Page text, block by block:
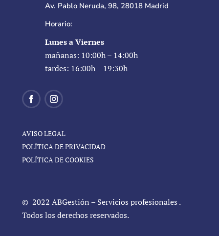
Av. Pablo Neruda, 98, 28018 Madrid
Horario:
Lunes a Viernes
mañanas: 10:00h – 14:00h
tardes: 16:00h – 19:30h
AVISO LEGAL
POLÍTICA DE PRIVACIDAD
POLÍTICA DE COOKIES
© 2022 ABGestión – Servicios profesionales .
Todos los derechos reservados.